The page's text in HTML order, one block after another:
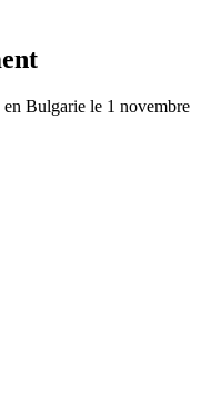
Bulgarie le 1 novembre